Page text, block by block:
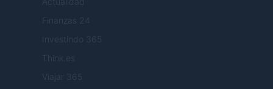
Finanzas 24
Investindo 365
Think.es
Viajar 365